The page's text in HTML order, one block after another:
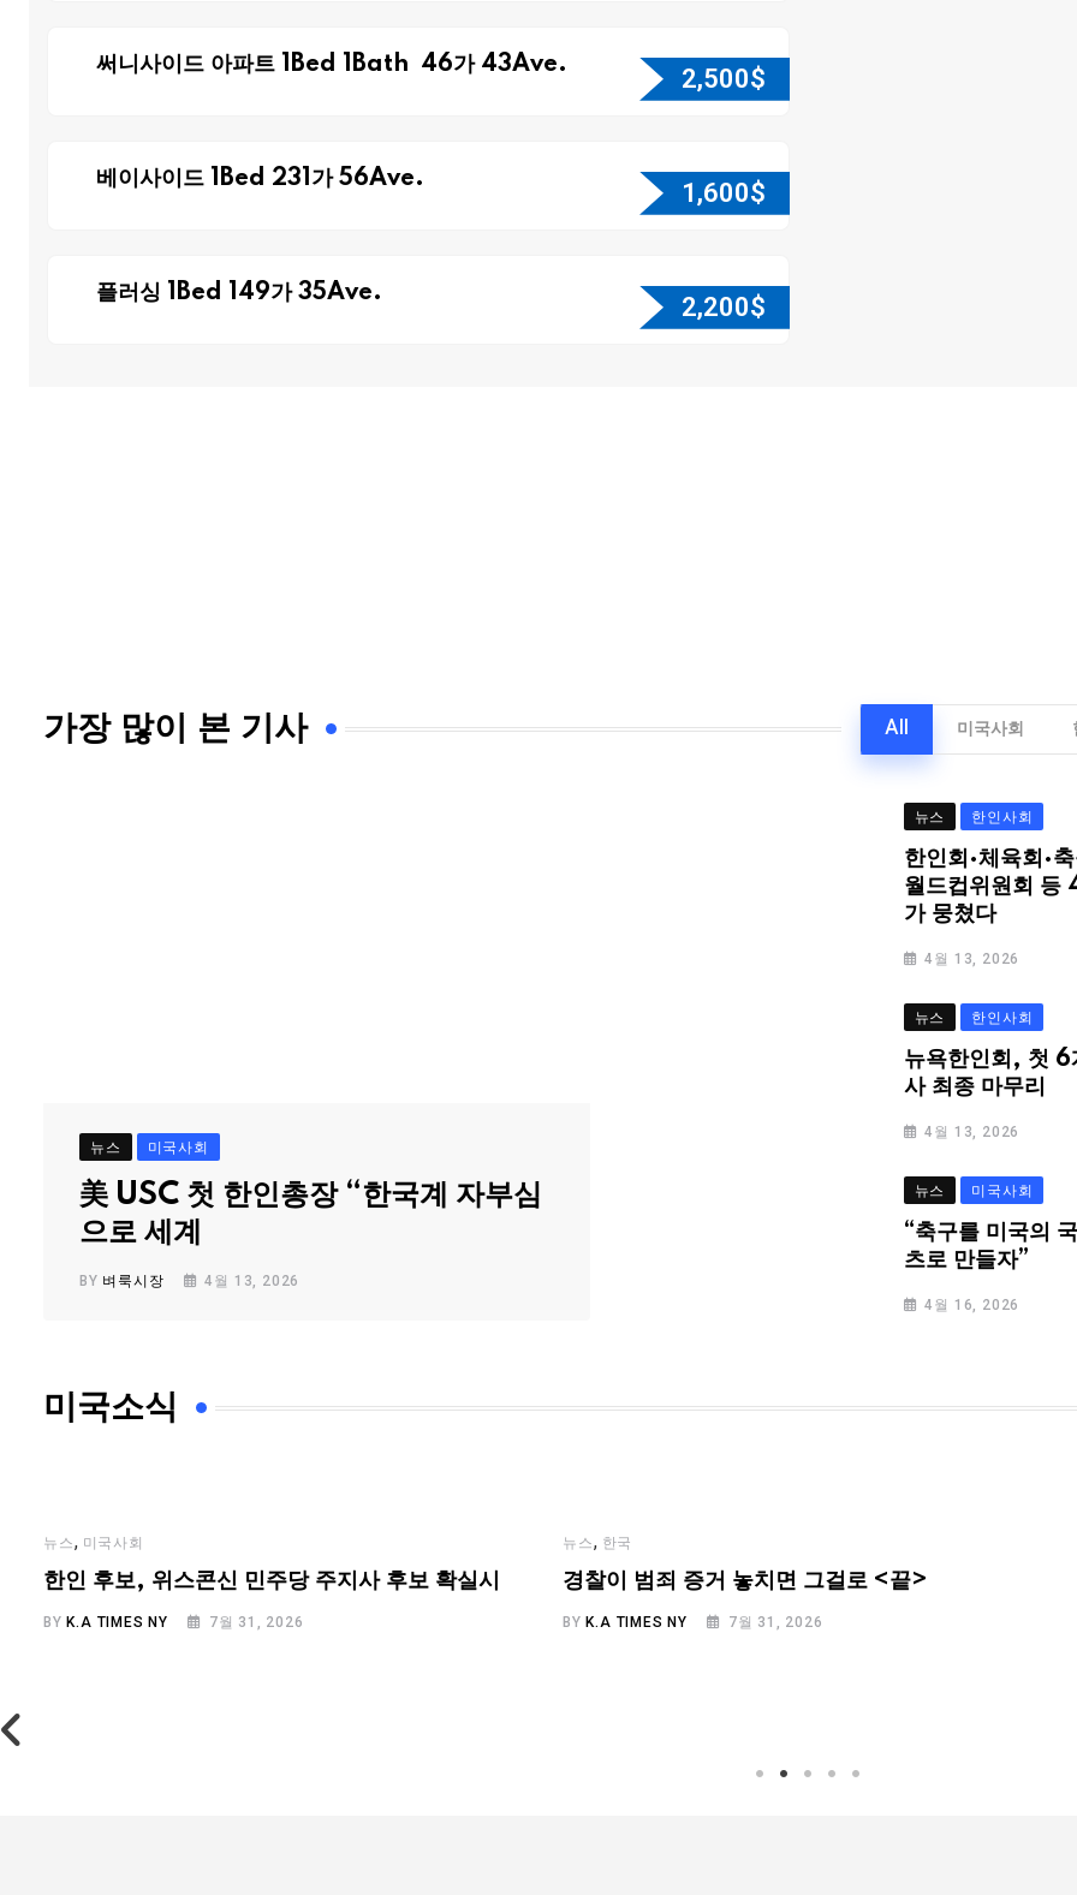
써니사이드 아파트 1Bed 1Bath 46가 43Ave. 2,500$
베이사이드 1Bed 231가 56Ave. 1,600$
플러싱 1Bed 149가 35Ave. 2,200$
가장 많이 본 기사 All 미국사회
뉴스 미국사회
美 USC 첫 한인총장 “한국계 자부심
으로 세계
BY 벼룩시장 4월 13, 2026
뉴스 한인사회
한인회·체육회·
월드컵위원회 등
가 뭉쳤다
4월 13, 2026
뉴스 한인사회
뉴욕한인회, 첫 6
사 최종 마무리
4월 13, 2026
뉴스 미국사회
“축구를 미국의
츠로 만들자”
4월 16, 2026
미국소식
뉴스, 미국사회
한인 후보, 위스콘신 민주당 주지사 후보 확실시
BYK.A TIMES NY 7월 31, 2026
뉴스, 한국
경찰이 범죄 증거 놓치면 그걸로 <끝>
BYK.A TIMES NY 7월 31, 2026